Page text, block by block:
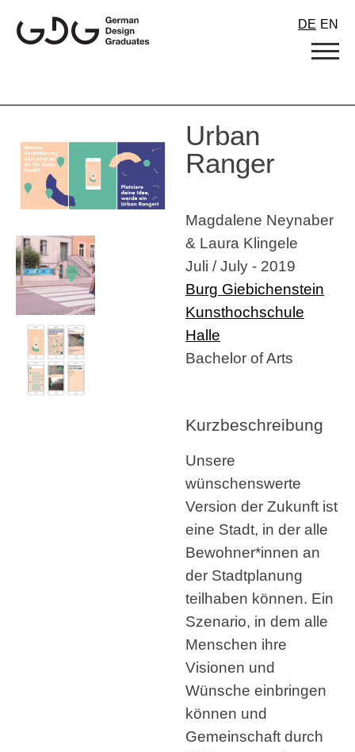
content
DE EN
Urban
Ranger
Magdalene Neynaber
& Laura Klingele
Juli / July - 2019
Burg Giebichenstein
Kunsthochschule
Halle
Bachelor of Arts
Kurzbeschreibung
Unsere
wünschenswerte
Version der Zukunft ist
eine Stadt, in der alle
Bewohner*innen an
der Stadtplanung
teilhaben können. Ein
Szenario, in dem alle
Menschen ihre
Visionen und
Wünsche einbringen
können und
Gemeinschaft durch